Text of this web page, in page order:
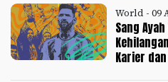
World - 09
Sang
Karier